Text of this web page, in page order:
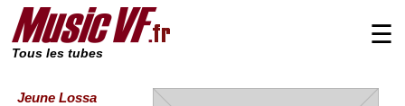
Tous les tubes
☰
Jeune Lossa